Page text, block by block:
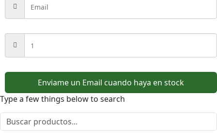
Enviame un Email cuando haya en stock
Type a few things below to search